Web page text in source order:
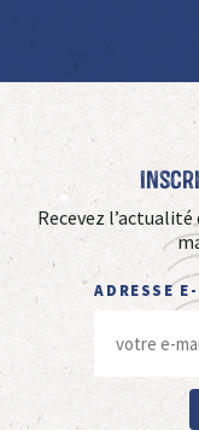
Recevez
ADRESSE